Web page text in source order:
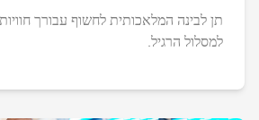
תן לבינה המלאכותית לחשוף עבורך
למסלול הרגיל.